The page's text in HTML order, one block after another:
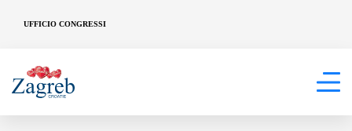
UFFICIO CONGRESSI